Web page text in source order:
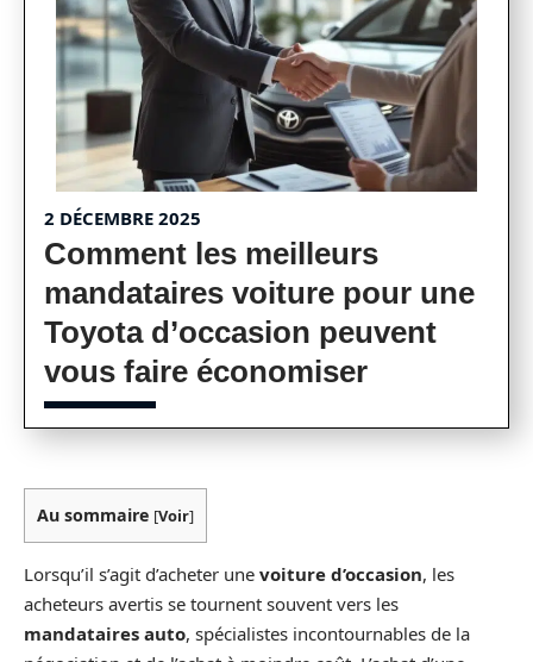
2 DÉCEMBRE 2025
Comment les meilleurs
mandataires voiture pour une
Toyota d’occasion peuvent
vous faire économiser
Au sommaire [Voir]
Lorsqu’il s’agit d’acheter une voiture d’occasion, les
acheteurs avertis se tournent souvent vers les
mandataires auto, spécialistes incontournables de la